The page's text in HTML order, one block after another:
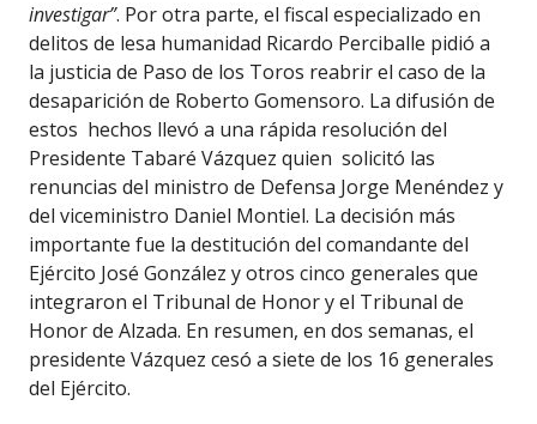
investigar”. Por otra parte, el fiscal especializado en
delitos de lesa humanidad Ricardo Perciballe pidió a
la justicia de Paso de los Toros reabrir el caso de la
desaparición de Roberto Gomensoro. La difusión de
estos hechos llevó a una rápida resolución del
Presidente Tabaré Vázquez quien solicitó las
renuncias del ministro de Defensa Jorge Menéndez y
del viceministro Daniel Montiel. La decisión más
importante fue la destitución del comandante del
Ejército José González y otros cinco generales que
integraron el Tribunal de Honor y el Tribunal de
Honor de Alzada. En resumen, en dos semanas, el
presidente Vázquez cesó a siete de los 16 generales
del Ejército.